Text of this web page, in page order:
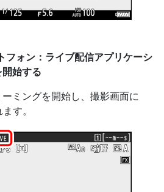
フォン：ライブ配信アプリケーシ
始する
ミングを開始し、撮影画面に
す。